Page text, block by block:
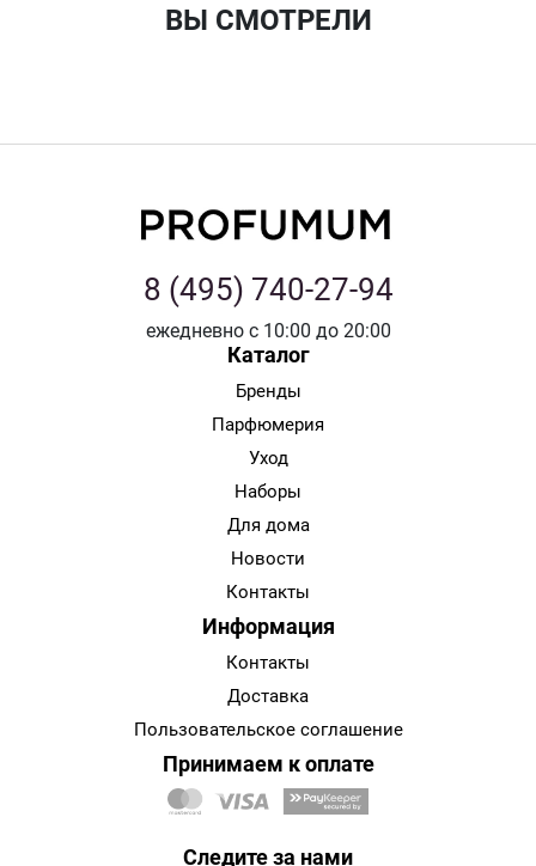
ВЫ СМОТРЕЛИ
8 (495) 740-27-94
ежедневно с 10:00 до 20:00
Каталог
Бренды
Парфюмерия
Уход
Наборы
Для дома
Новости
Контакты
Информация
Контакты
Доставка
Пользовательское соглашение
Принимаем к оплате
Следите за нами